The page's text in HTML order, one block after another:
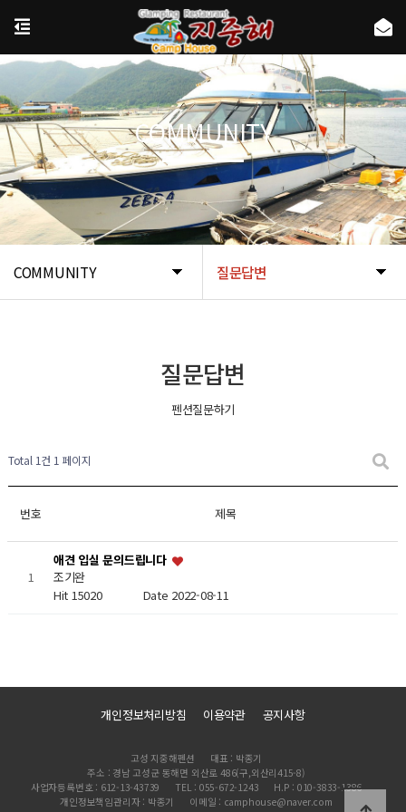
COMMUNITY 질문답변
COMMUNITY
질문답변
펜션질문하기
Total 1건 1 페이지
번호 제목
1
애견 입실 문의드립니다
조기완
Hit 15020 Date 2022-08-11
개인정보처리방침 이용약관 공지사항
고성 지중해펜션
대표 : 박종기
주소 : 경남 고성군 동해면 외산로 486(구,외산리415-8)
사업자등록번호 : 612-13-43739
TEL : 055-672-1243
H.P : 010-3833-1386
개인정보책임관리자 : 박종기
이메일 : camphouse@naver.com